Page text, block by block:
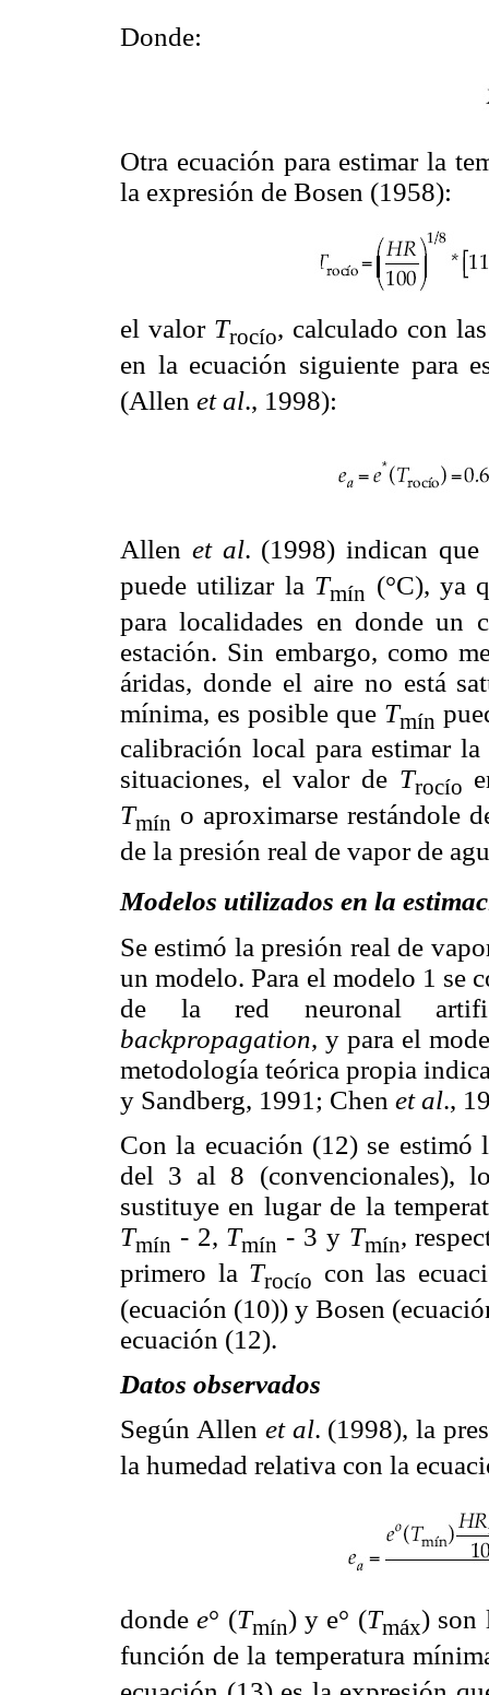
Donde:
Otra ecuación para estimar la
la expresión de Bosen (1958):
el valor Trocío, calculado con
en la ecuación siguiente para
(Allen et al., 1998):
Allen et al. (1998) indican
puede utilizar la Tmín (°C), ya
para localidades en donde un
estación. Sin embargo, como
áridas, donde el aire no está
mínima, es posible que Tmín
calibración local para estimar
situaciones, el valor de Trocío
Tmín o aproximarse restándole
de la presión real de vapor de
Modelos utilizados en la
Se estimó la presión real de
un modelo. Para el modelo 1 se
de la red neuronal
backpropagation, y para el
metodología teórica propia
y Sandberg, 1991; Chen et al.,
Con la ecuación (12) se estimó
del 3 al 8 (convencionales),
sustituye en lugar de la
Tmín - 2, Tmín - 3 y Tmín,
primero la Trocío con las
(ecuación (10)) y Bosen
ecuación (12).
Datos observados
Según Allen et al. (1998), la
la humedad relativa con la
dondee° (Tmín) y e° (Tmáx) son
función de la temperatura